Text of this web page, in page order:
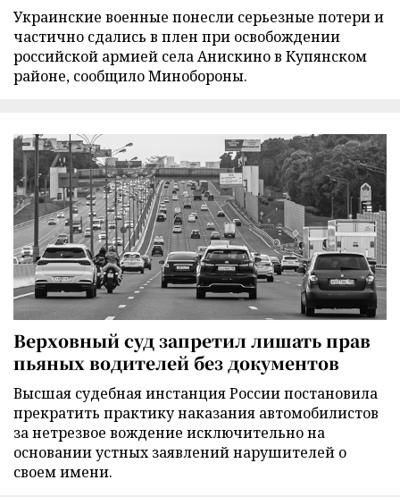
Украинские военные понесли серьезные потери и
частично сдались в плен при освобождении
российской армией села Анискино в Купянском
районе, сообщило Минобороны.
Верховный суд запретил лишать прав
пьяных водителей без документов
Высшая судебная инстанция России постановила
прекратить практику наказания автомобилистов
за нетрезвое вождение исключительно на
основании устных заявлений нарушителей о
своем имени.